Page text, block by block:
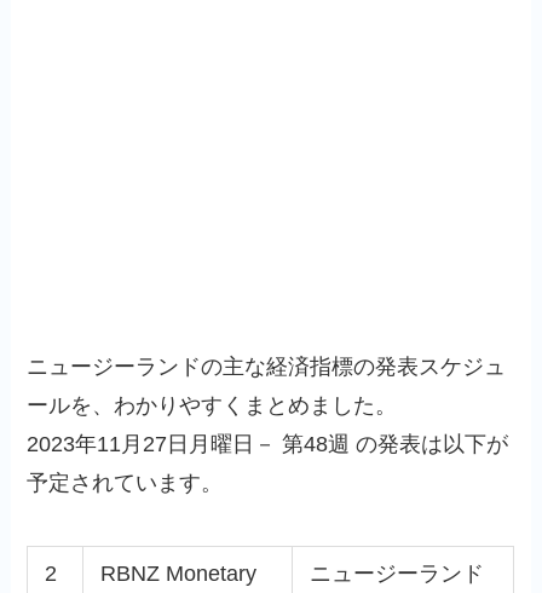
ニュージーランドの主な経済指標の発表スケジュ
ールを、わかりやすくまとめました。
2023年11月27日月曜日－ 第48週 の発表は以下が
予定されています。
2
RBNZ Monetary
ニュージーランド